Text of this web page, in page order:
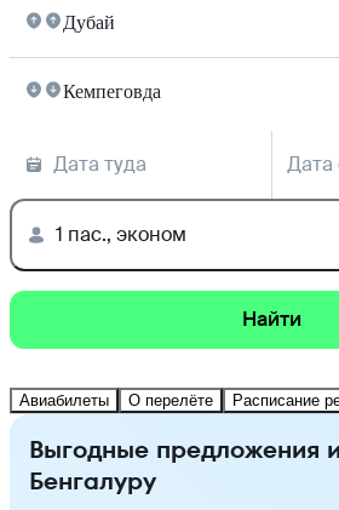
Дубай
Кемпеговда
Дата туда Дата
1 пас., эконом
Найти
Авиабилеты О перелёте Расписание
Выгодные предложения
Бенгалуру